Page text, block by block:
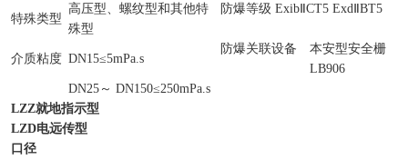
特殊类型
高压型、螺纹型和其他特
殊型
防爆等级 ExibⅡCT5 ExdⅡBT5
介质粘度 DN15≤5mPa.s
防爆关联设备
本安型安全栅
LB906
DN25～ DN150≤250mPa.s
LZZ就地指示型
LZD电远传型
口径